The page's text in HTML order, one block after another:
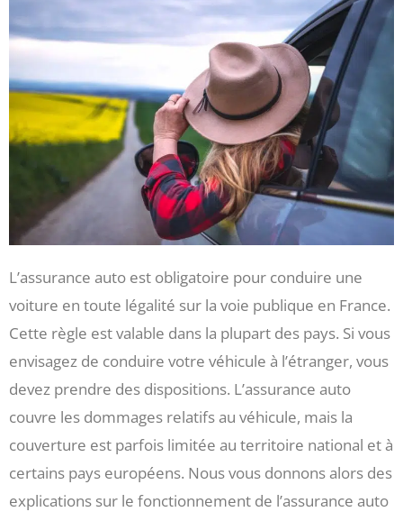
L’assurance auto est obligatoire pour conduire une
voiture en toute légalité sur la voie publique en France.
Cette règle est valable dans la plupart des pays. Si vous
envisagez de conduire votre véhicule à l’étranger, vous
devez prendre des dispositions. L’assurance auto
couvre les dommages relatifs au véhicule, mais la
couverture est parfois limitée au territoire national et à
certains pays européens. Nous vous donnons alors des
explications sur le fonctionnement de l’assurance auto